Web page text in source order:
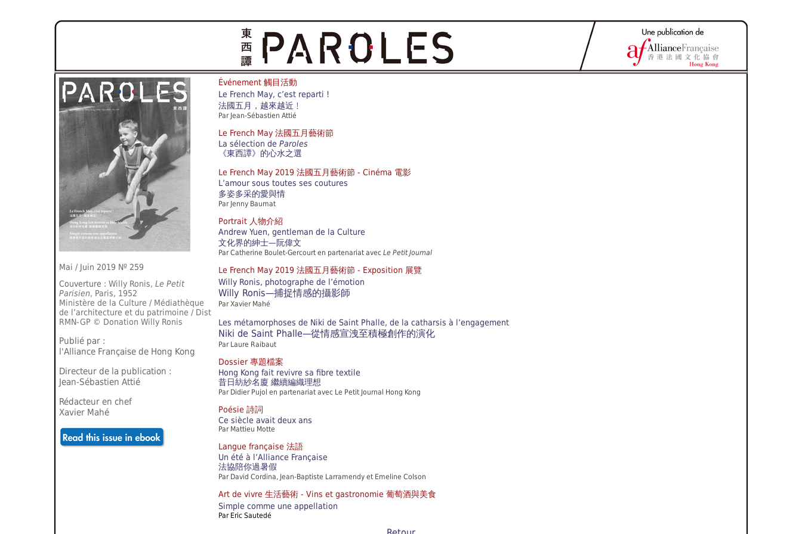
Mai / Juin 2019 Nº 259
Couverture : Willy Ronis, Le Petit
Parisien, Paris, 1952
Ministère de la Culture / Médiathèque
de l’architecture et du patrimoine / Dist
RMN-GP © Donation Willy Ronis
Publié par :
l'Alliance Française de Hong Kong
Directeur de la publication :
Jean-Sébastien Attié
Rédacteur en chef
Xavier Mahé
Événement 觸目活動
Le French May, c’est reparti !
法國五月，越來越近﹗
Par Jean-Sébastien Attié
Le French May 法國五月藝術節
La sélection de Paroles
《東西譚》的心水之選
Le French May 2019 法國五月藝術節 - Cinéma 電影
L’amour sous toutes ses coutures
多姿多采的愛與情
Par Jenny Baumat
Portrait 人物介紹
Andrew Yuen, gentleman de la Culture
文化界的紳士—阮偉文
Par Catherine Boulet-Gercourt en partenariat avec Le Petit Journal
Le French May 2019 法國五月藝術節 - Exposition 展覽
Willy Ronis, photographe de l’émotion
Willy Ronis—捕捉情感的攝影師
Par Xavier Mahé
Les métamorphoses de Niki de Saint Phalle, de la catharsis à l’engagement
Niki de Saint Phalle—從情感宣洩至積極創作的演化
Par Laure Raibaut
Dossier 專題檔案
Hong Kong fait revivre sa fibre textile
昔日紡紗名廈 繼續編織理想
Par Didier Pujol en partenariat avec Le Petit Journal Hong Kong
Poésie 詩詞
Ce siècle avait deux ans
Par Mattieu Motte
Langue française 法語
Un été à l’Alliance Française
法協陪你過暑假
Par David Cordina, Jean-Baptiste Larramendy et Emeline Colson
Art de vivre 生活藝術 - Vins et gastronomie 葡萄酒與美食
Simple comme une appellation
Par Eric Sautedé